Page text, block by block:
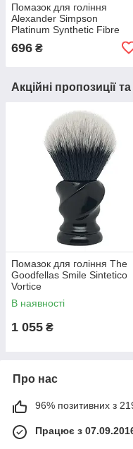
Помазок для гоління
Alexander Simpson
Platinum Synthetic Fibre
696 ₴
Акційні пропозиції
Помазок для гоління The
Goodfellas Smile Sintetico
Vortice
В наявності
1 055 ₴
Про нас
96% позитивних з 219
Працює з